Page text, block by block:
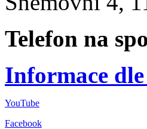
Telefon na
Informace
YouTube
Facebook